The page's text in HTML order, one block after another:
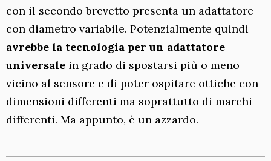
con il secondo brevetto presenta un adattatore
con diametro variabile. Potenzialmente quindi
avrebbe la tecnologia per un adattatore
universale in grado di spostarsi più o meno
vicino al sensore e di poter ospitare ottiche con
dimensioni differenti ma soprattutto di marchi
differenti. Ma appunto, è un azzardo.